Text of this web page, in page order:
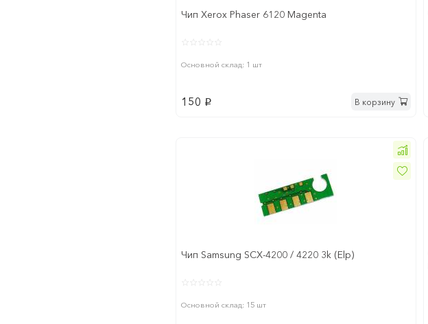
Чип Xerox Phaser 6120 Magenta
Основной склад: 1 шт
150 p В корзину
Чип Samsung SCX-4200 / 4220 3k (Elp)
Основной склад: 15 шт